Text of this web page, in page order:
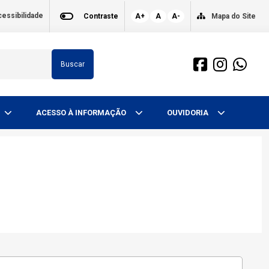
Contraste A+ A A- Mapa do Site
Buscar
ACESSO À INFORMAÇÃO OUVIDORIA